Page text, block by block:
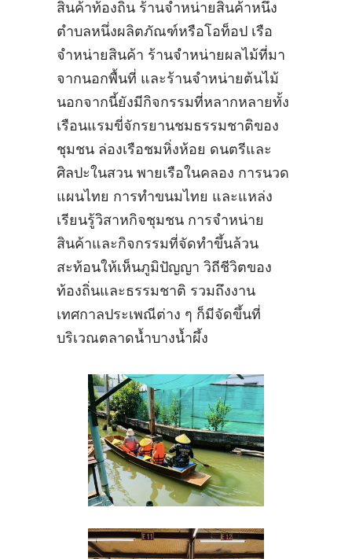
สินค้าท้องถิ่น ร้านจำหน่ายสินค้าหนึ่ง
ตำบลหนึ่งผลิตภัณฑ์หรือโอท็อป เรือ
จำหน่ายสินค้า ร้านจำหน่ายผลไม้ที่มา
จากนอกพื้นที่ และร้านจำหน่ายต้นไม้
นอกจากนี้ยังมีกิจกรรมที่หลากหลายทั้ง
เรือนแรมขี่จักรยานชมธรรมชาติของ
ชุมชน ล่องเรือชมหิ่งห้อย ดนตรีและ
ศิลปะในสวน พายเรือในคลอง การนวด
แผนไทย การทำขนมไทย และแหล่ง
เรียนรู้วิสาหกิจชุมชน การจำหน่าย
สินค้าและกิจกรรมที่จัดทำขึ้นล้วน
สะท้อนให้เห็นภูมิปัญญา วิถีชีวิตของ
ท้องถิ่นและธรรมชาติ รวมถึงงาน
เทศกาลประเพณีต่าง ๆ ก็มีจัดขึ้นที่
บริเวณตลาดน้ำบางน้ำผึ้ง